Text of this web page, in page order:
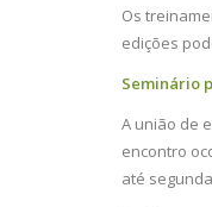
Os
edições
Seminário
A união de
encontro
até